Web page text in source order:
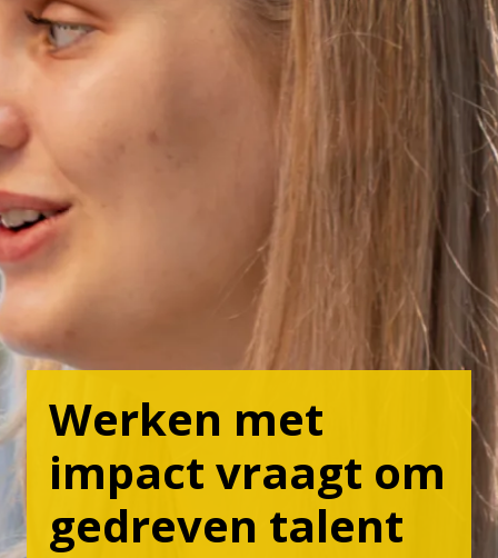
Werken met
impact vraagt om
gedreven talent